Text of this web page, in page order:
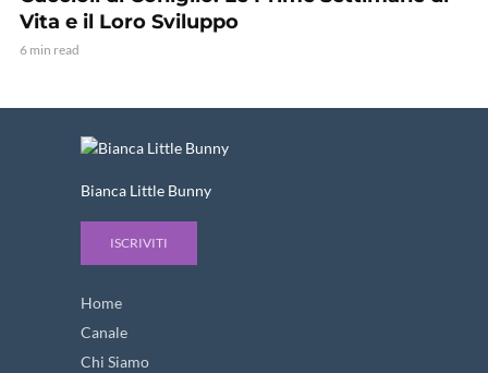
Vita e il Loro Sviluppo
6 min read
Bianca Little Bunny
ISCRIVITI
Home
Canale
Chi Siamo